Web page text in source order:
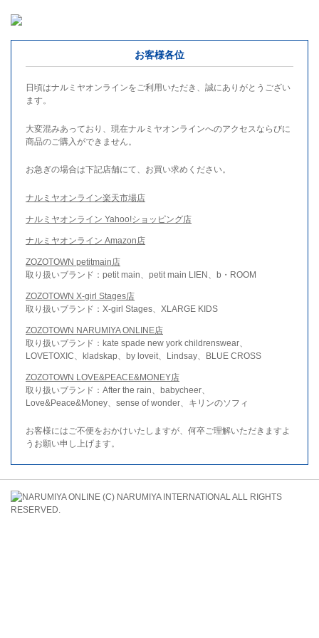
お客様各位
日頃はナルミヤオンラインをご利用いただき、誠にありがとうござい
ます。
大変混みあっており、現在ナルミヤオンラインへのアクセスならびに
商品のご購入ができません。
お急ぎの場合は下記店舗にて、お買い求めください。
ナルミヤオンライン楽天市場店
ナルミヤオンライン Yahoo!ショッピング店
ナルミヤオンライン Amazon店
ZOZOTOWN petitmain店
取り扱いブランド：petit main、petit main LIEN、b・ROOM
ZOZOTOWN X-girl Stages店
取り扱いブランド：X-girl Stages、XLARGE KIDS
ZOZOTOWN NARUMIYA ONLINE店
取り扱いブランド：kate spade new york childrenswear、
LOVETOXIC、kladskap、by loveit、Lindsay、BLUE CROSS
ZOZOTOWN LOVE&PEACE&MONEY店
取り扱いブランド：After the rain、babycheer、
Love&Peace&Money、sense of wonder、キリンのソフィ
お客様にはご不便をおかけいたしますが、何卒ご理解いただきますよ
うお願い申し上げます。